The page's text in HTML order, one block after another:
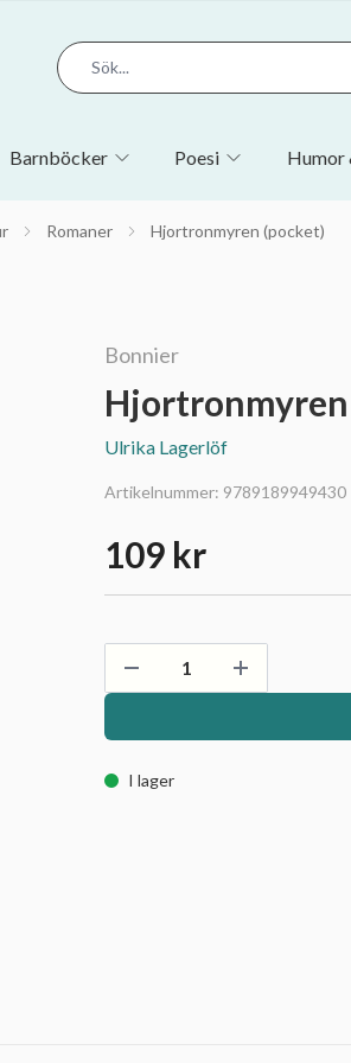
Barnböcker Poesi Humor
Romaner Hjortronmyren (pocket)
Bonnier
Ulrika Lagerlöf
Artikelnummer: 9789189949430
109 kr
I lager